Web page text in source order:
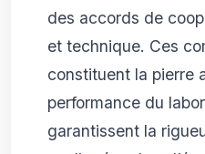
des accords de
et technique. Ces
constituent la pierre
performance du
garantissent la